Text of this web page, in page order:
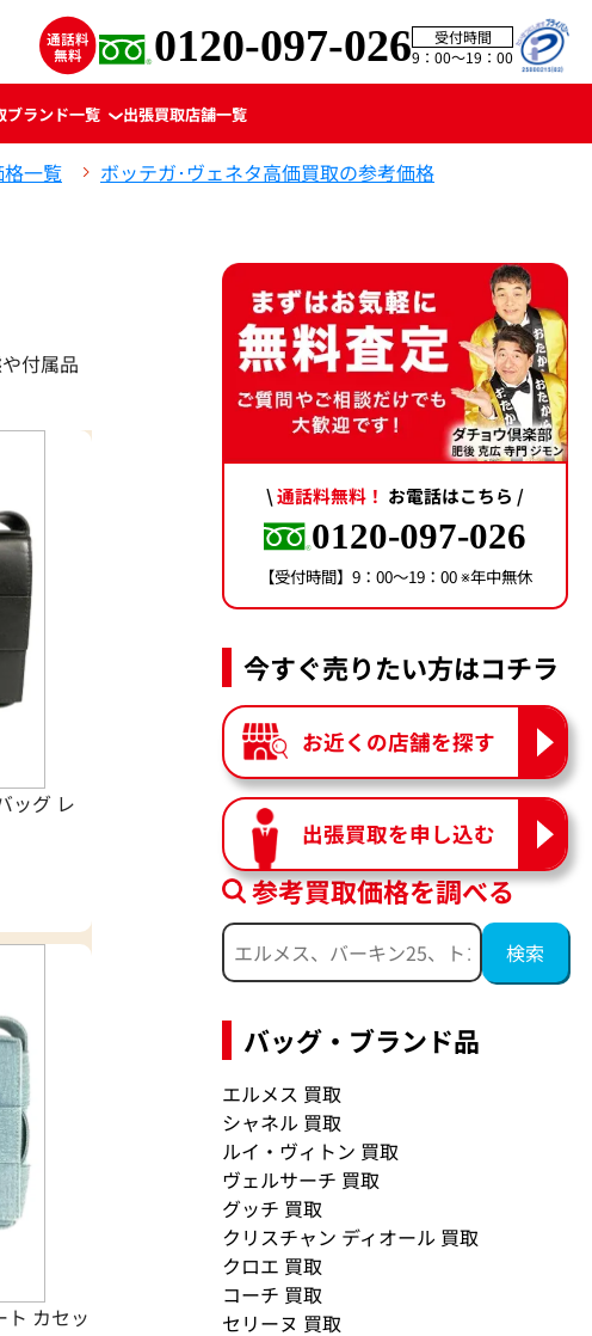
0120-097-026
受付時間
9：00〜19：00
ブランド一覧 出張買取店舗一覧
一覧
ボッテガ･ヴェネタ高価買取の参考価格
付属品
ッグ レ
カセッ
\通話料無料！ お電話はこちら /
0120-097-026
【受付時間】9：00〜19：00 ※年中無休
今すぐ売りたい方はコチラ
お近くの店舗を探す
出張買取を申し込む
参考買取価格を調べる
バッグ・ブランド品
エルメス 買取
シャネル 買取
ルイ・ヴィトン 買取
ヴェルサーチ 買取
グッチ 買取
クリスチャン ディオール 買取
クロエ 買取
コーチ 買取
セリーヌ 買取